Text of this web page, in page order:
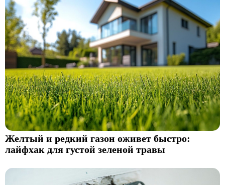
Желтый и редкий газон оживет быстро:
лайфхак для густой зеленой травы